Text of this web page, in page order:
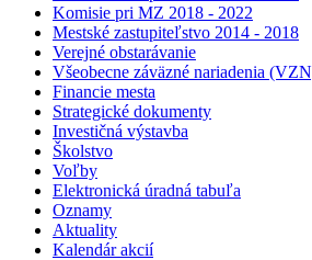
Komisie pri MZ 2018 - 2022
Mestské zastupiteľstvo 2014 - 2018
Verejné obstarávanie
Všeobecne záväzné nariadenia
Financie mesta
Strategické dokumenty
Investičná výstavba
Školstvo
Voľby
Elektronická úradná tabuľa
Oznamy
Aktuality
Kalendár akcií